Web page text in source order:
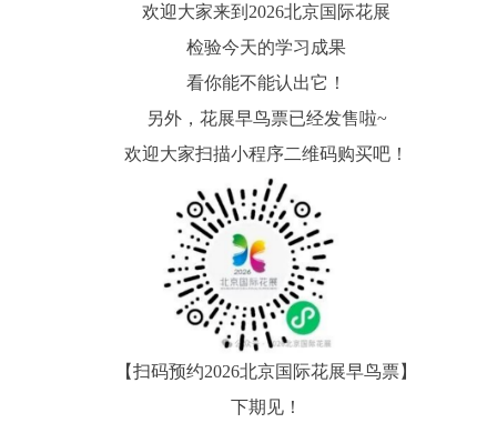
欢迎大家来到 2026北京国际花展
检验今天的学习成果
看你能不能认出它！
另外，花展早鸟票已经发售啦~
欢迎大家扫描小程序二维码购买吧！
【扫码预约2026北京国际花展早鸟票】
下期见！